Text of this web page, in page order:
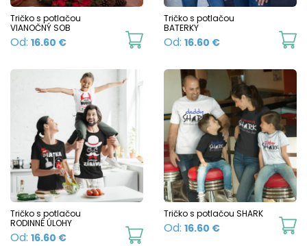
Tričko s potlačou
VIANOČNÝ SOB
Od: 16.60 €
This
has
multiple
variants.
options
may
be
chosen
on
Tričko s potlačou
BATERKY
Od: 16.60 €
Tričko s potlačou
RODINNÉ ÚLOHY
Od: 16.60 €
This
Tričko s potlačou SHARK
Od: 16.60 €